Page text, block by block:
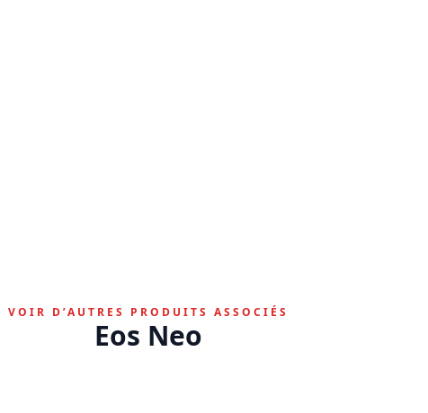
VOIR D’AUTRES PRODUITS ASSOCIÉS
Eos Neo